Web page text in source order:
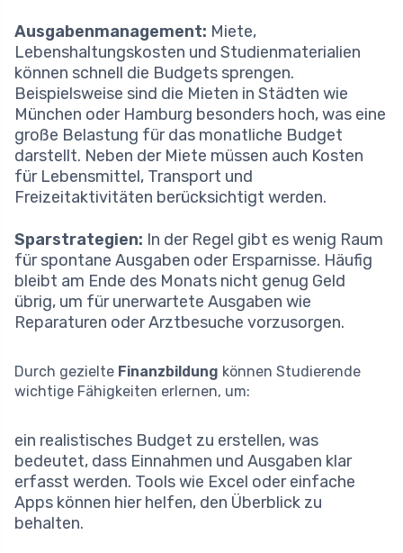
Ausgabenmanagement: Miete,
Lebenshaltungskosten und Studienmaterialien
können schnell die Budgets sprengen.
Beispielsweise sind die Mieten in Städten wie
München oder Hamburg besonders hoch, was eine
große Belastung für das monatliche Budget
darstellt. Neben der Miete müssen auch Kosten
für Lebensmittel, Transport und
Freizeitaktivitäten berücksichtigt werden.
Sparstrategien: In der Regel gibt es wenig Raum
für spontane Ausgaben oder Ersparnisse. Häufig
bleibt am Ende des Monats nicht genug Geld
übrig, um für unerwartete Ausgaben wie
Reparaturen oder Arztbesuche vorzusorgen.
Durch gezielte Finanzbildung können Studierende
wichtige Fähigkeiten erlernen, um:
ein realistisches Budget zu erstellen, was
bedeutet, dass Einnahmen und Ausgaben klar
erfasst werden. Tools wie Excel oder einfache
Apps können hier helfen, den Überblick zu
behalten.